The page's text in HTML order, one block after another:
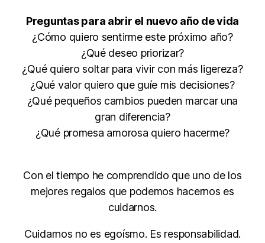
Preguntas para abrir el nuevo año de vida
¿Cómo quiero sentirme este próximo año?
¿Qué deseo priorizar?
¿Qué quiero soltar para vivir con más ligereza?
¿Qué valor quiero que guíe mis decisiones?
¿Qué pequeños cambios pueden marcar una
gran diferencia?
¿Qué promesa amorosa quiero hacerme?
Con el tiempo he comprendido que uno de los
mejores regalos que podemos hacernos es
cuidarnos.
Cuidarnos no es egoísmo. Es responsabilidad.